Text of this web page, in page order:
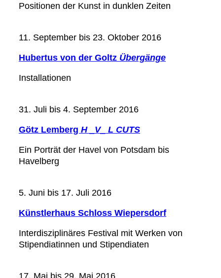
Positionen der Kunst in dunklen Zeiten
11. September bis 23. Oktober 2016
Hubertus von der Goltz Übergänge
Installationen
31. Juli bis 4. September 2016
Götz Lemberg H _V_ L CUTS
Ein Porträt der Havel von Potsdam bis
Havelberg
5. Juni bis 17. Juli 2016
Künstlerhaus Schloss Wiepersdorf
Interdisziplinäres Festival mit Werken von
Stipendiatinnen und Stipendiaten
17. Mai bis 29. Mai 2016